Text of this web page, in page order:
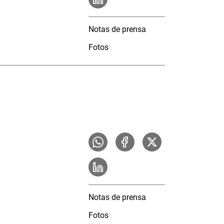
Notas de prensa
Fotos
Notas de prensa
Fotos